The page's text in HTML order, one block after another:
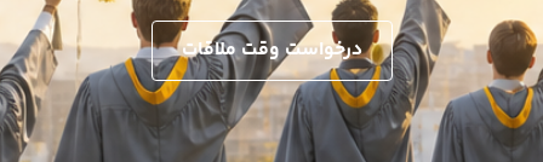
درخواست وقت ملاقات